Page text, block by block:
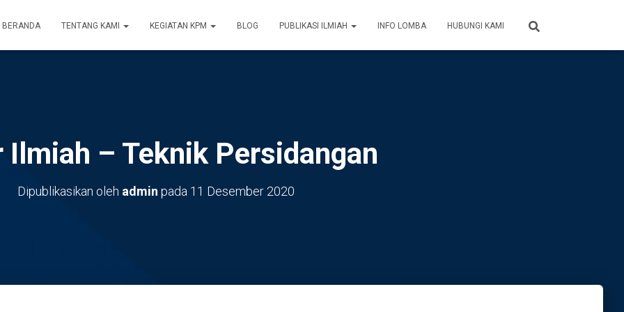
BERANDA TENTANG KAMI KEGIATAN KPM BLOG PUBLIKASI ILMIAH INFO LOMBA HUBUNGI KAMI
Ilmiah – Teknik Persidangan
Dipublikasikan oleh admin pada 11 Desember 2020